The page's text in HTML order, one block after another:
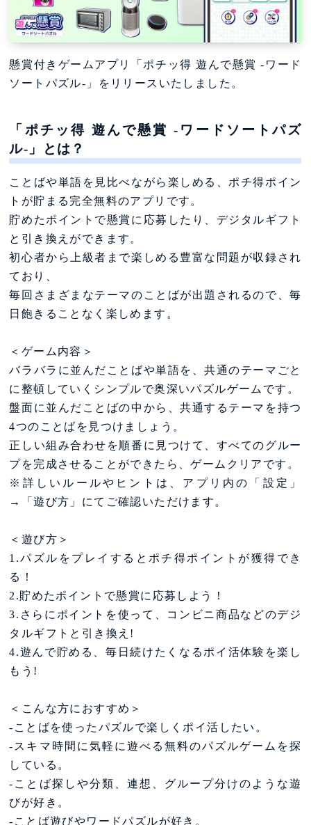
懸賞付きゲームアプリ「ポチッ得 遊んで懸賞 -ワード
ソートパズル-」をリリースいたしました。
「ポチッ得 遊んで懸賞 -ワードソートパズ
ル-」とは？
ことばや単語を見比べながら楽しめる、ポチ得ポイン
トが貯まる完全無料のアプリです。
貯めたポイントで懸賞に応募したり、デジタルギフト
と引き換えができます。
初心者から上級者まで楽しめる豊富な問題が収録され
ており、
毎回さまざまなテーマのことばが出題されるので、毎
日飽きることなく楽しめます。
＜ゲーム内容＞
バラバラに並んだことばや単語を、共通のテーマごと
に整頓していくシンプルで奥深いパズルゲームです。
盤面に並んだことばの中から、共通するテーマを持つ
4つのことばを見つけましょう。
正しい組み合わせを順番に見つけて、すべてのグルー
プを完成させることができたら、ゲームクリアです。
※詳しいルールやヒントは、アプリ内の「設定」
→「遊び方」にてご確認いただけます。
＜遊び方＞
1.パズルをプレイするとポチ得ポイントが獲得でき
る！
2.貯めたポイントで懸賞に応募しよう！
3.さらにポイントを使って、コンビニ商品などのデジ
タルギフトと引き換え!
4.遊んで貯める、毎日続けたくなるポイ活体験を楽し
もう!
＜こんな方におすすめ＞
-ことばを使ったパズルで楽しくポイ活したい。
-スキマ時間に気軽に遊べる無料のパズルゲームを探
している。
-ことば探しや分類、連想、グループ分けのような遊
びが好き。
-ことば遊びやワードパズルが好き。